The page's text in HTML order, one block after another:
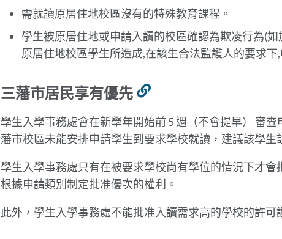
需就讀原居住地校區沒有的特殊教育課程。
學生被原居住地或申請入讀的校區確認為欺凌行為(
原居住地校區學生所造成,在該生合法監護人的要求
三藩市居民享有優先
Link
this
section
學生入學事務處會在新學年開始前 5 週（不會提早） 審
藩市校區未能安排申請學生到要求學校就讀，建議該學生
學生入學事務處只有在被要求學校尚有學位的情況下才
根據申請類別制定批准優次的權利。
此外，學生入學事務處不能批准入讀需求高的學校的許可